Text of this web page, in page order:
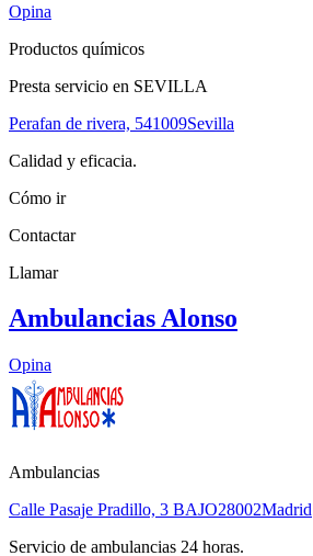
Opina
Productos químicos
Presta servicio en SEVILLA
Perafan de rivera, 541009Sevilla
Calidad y eficacia.
Cómo ir
Contactar
Llamar
Ambulancias Alonso
Opina
Ambulancias
Calle Pasaje Pradillo, 3 BAJO28002Madrid
Servicio de ambulancias 24 horas.